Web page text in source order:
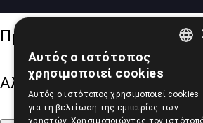
Προσβασιμότητα
Αλλαγή Μεγέθους
Αυτός ο ιστότοπος
χρησιμοποιεί cookies
Αυτός ο ιστότοπος χρησιμοποιεί cookies
για τη βελτίωση της εμπειρίας των
χρηστών. Χρησιμοποιώντας τον